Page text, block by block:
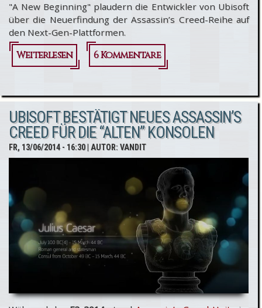
"A New Beginning" plaudern die Entwickler von Ubisoft
über die Neuerfindung der Assassin’s Creed-Reihe auf
den Next-Gen-Plattformen.
Weiterlesen
über
Assassin’s
Creed
Unity -
Teil 1 "A
6 Kommentare
UBISOFT BESTÄTIGT NEUES ASSASSIN’S
CREED FÜR DIE “ALTEN” KONSOLEN
FR, 13/06/2014 - 16:30| AUTOR:VANDIT